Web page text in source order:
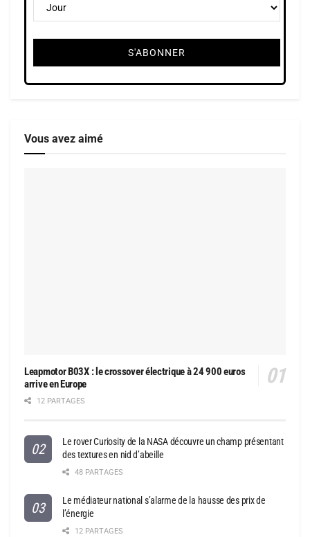
Vous avez aimé
Leapmotor B03X : le crossover électrique à 24 900 euros
arrive en Europe
12 PARTAGES
Le rover Curiosity de la NASA découvre un champ présentant
des textures en nid d’abeille
48 PARTAGES
Le médiateur national s’alarme de la hausse des prix de
l’énergie
12 PARTAGES